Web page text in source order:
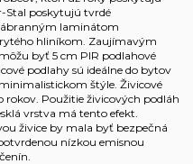
Stal poskytujú tvrdé
laminátom
hliníkom. Zaujímavým
byť 5 cm PIR podlahové
podlahy sú ideálne do bytov
štýle. Živicové
rokov. Použitie živicových podláh
vrstva má tento efekt.
živice by mala byť bezpečná
nízkou emisnou